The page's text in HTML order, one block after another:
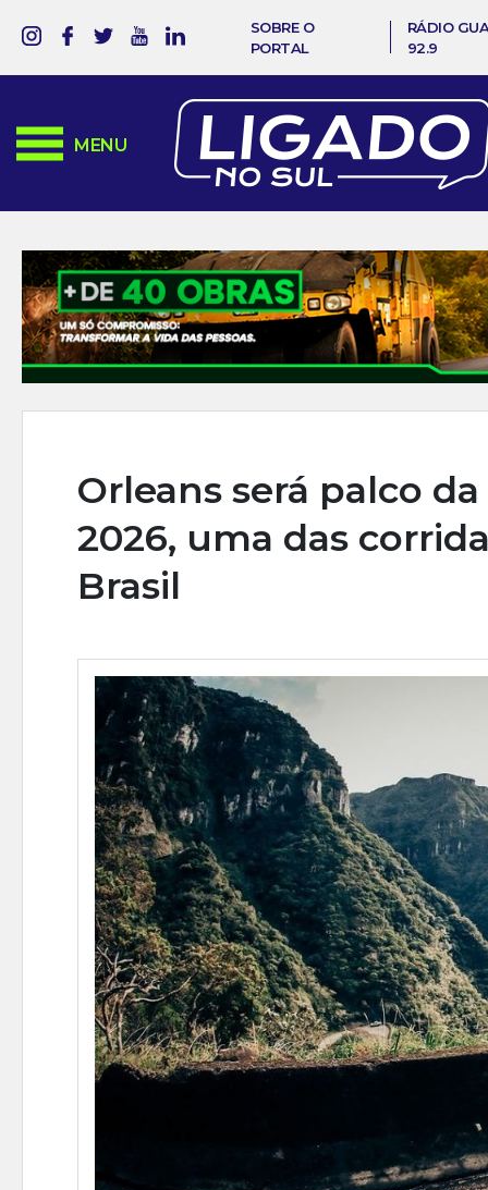
SOBRE O
PORTAL
RÁDIO
92.9
MENU
Orleans será palco
2026, uma das
Brasil